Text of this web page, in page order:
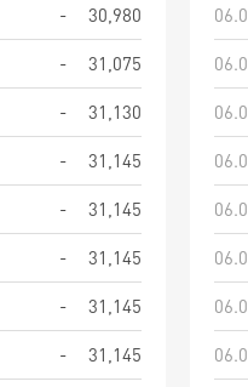
-
30,980
-
31,075
-
31,130
-
31,145
-
31,145
-
31,145
-
31,145
-
31,145